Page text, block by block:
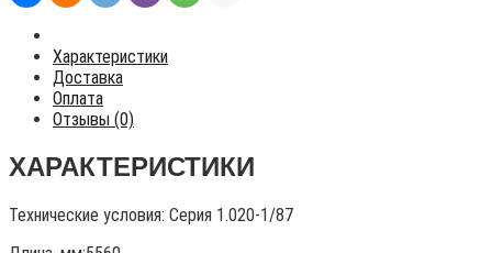
Характеристики
Доставка
Оплата
Отзывы (0)
ХАРАКТЕРИСТИКИ
Технические условия: Серия 1.020-1/87